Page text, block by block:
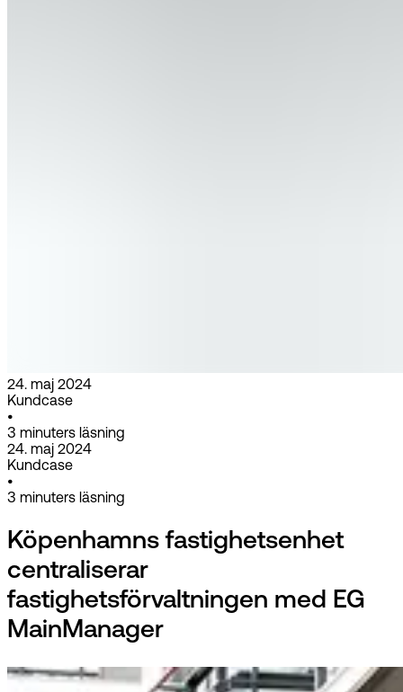
24. maj 2024
Kundcase
•
3 minuters läsning
24. maj 2024
Kundcase
•
3 minuters läsning
Köpenhamns fastighetsenhet
centraliserar
fastighetsförvaltningen med EG
MainManager